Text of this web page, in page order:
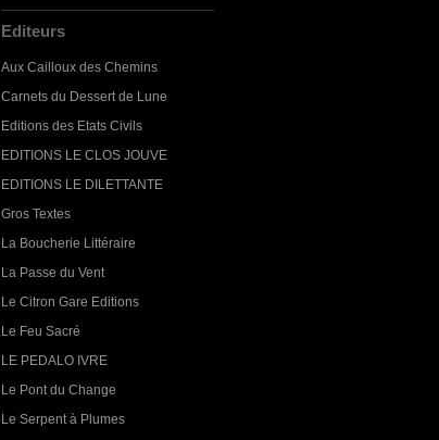
Editeurs
Aux Cailloux des Chemins
Carnets du Dessert de Lune
Editions des Etats Civils
EDITIONS LE CLOS JOUVE
EDITIONS LE DILETTANTE
Gros Textes
La Boucherie Littéraire
La Passe du Vent
Le Citron Gare Editions
Le Feu Sacré
LE PEDALO IVRE
Le Pont du Change
Le Serpent à Plumes